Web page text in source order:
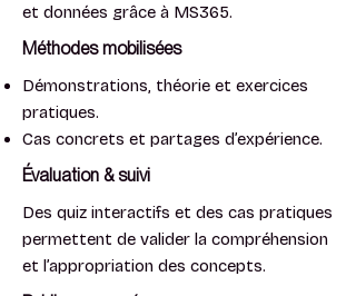
et données grâce à MS365.
Méthodes mobilisées
Démonstrations, théorie et exercices
pratiques.
Cas concrets et partages d’expérience.
Évaluation & suivi
Des quiz interactifs et des cas pratiques
permettent de valider la compréhension
et l’appropriation des concepts.